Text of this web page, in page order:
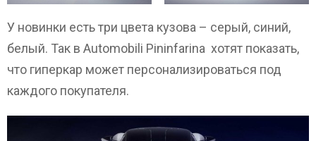
У новинки есть три цвета кузова – серый, синий,
белый. Так в Automobili Pininfarina хотят показать,
что гиперкар может персонализироваться под
каждого покупателя.